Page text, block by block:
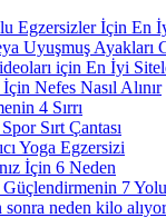
Egzersizler İçin En
Uyuşmuş Ayakları
için En İyi
Nefes Nasıl Alınır
4 Sırrı
Sırt Çantası
Yoga Egzersizi
İçin 6 Neden
Güçlendirmenin 7 Yolu
sonra neden kilo